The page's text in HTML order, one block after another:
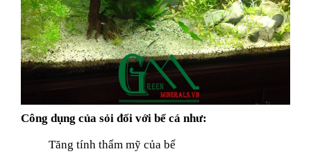
Công dụng của sỏi đối với bể cá như:
Tăng tính thẩm mỹ của bể